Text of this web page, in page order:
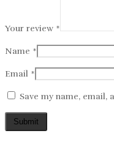
Your review *
Name *
Email *
Save my name,